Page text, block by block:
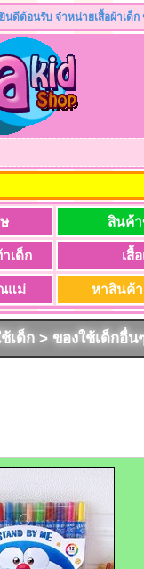
นดีต้อนรับ จำหน่ายเสื้อผ้าเด็
สินค้
าเด็ก เสื้
แม่ หาสินค้
เด็ก > ของใช้เด็กอื่น